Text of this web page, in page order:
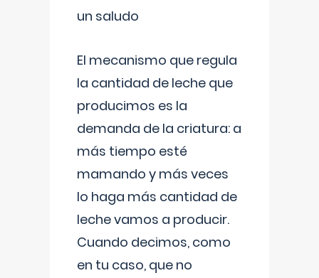
un saludo
El mecanismo que regula
la cantidad de leche que
producimos es la
demanda de la criatura: a
más tiempo esté
mamando y más veces
lo haga más cantidad de
leche vamos a producir.
Cuando decimos, como
en tu caso, que no